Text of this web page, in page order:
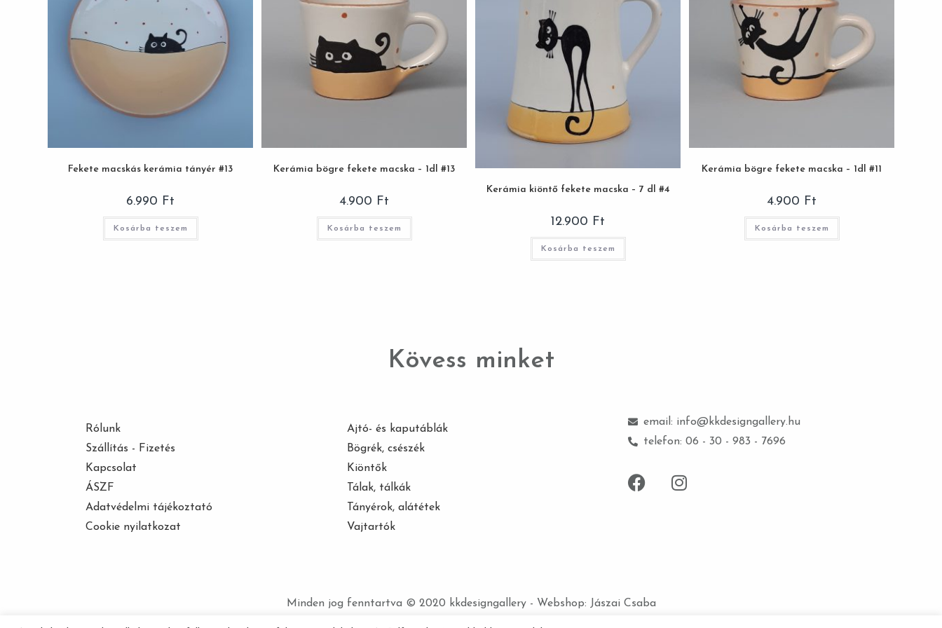
Fekete macskás kerámia tányér #13
6.990 Ft
Kosárba teszem
Kerámia bögre fekete macska – 1dl #13
4.900 Ft
Kosárba teszem
Kerámia kiöntő fekete macska – 7 dl #4
12.900 Ft
Kosárba teszem
Kerámia bögre fekete macska – 1dl #11
4.900 Ft
Kosárba teszem
Kövess minket
Rólunk
Szállítás - Fizetés
Kapcsolat
ÁSZF
Adatvédelmi tájékoztató
Cookie nyilatkozat
Ajtó- és kaputáblák
Bögrék, csészék
Kiöntők
Tálak, tálkák
Tányérok, alátétek
Vajtartók
email: info@kkdesigngallery.hu
telefon: 06 - 30 - 983 - 7696
Minden jog fenntartva © 2020 kkdesigngallery - Webshop: Jászai Csaba